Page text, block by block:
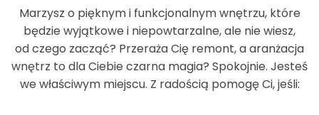
Marzysz o pięknym i funkcjonalnym wnętrzu, które
będzie wyjątkowe i niepowtarzalne, ale nie wiesz,
od czego zacząć? Przeraża Cię remont, a aranżacja
wnętrz to dla Ciebie czarna magia? Spokojnie. Jesteś
we właściwym miejscu. Z radością pomogę Ci, jeśli: